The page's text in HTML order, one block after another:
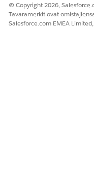
© Copyright 2026,
Tavaramerkit ovat
Salesforce.com EMEA